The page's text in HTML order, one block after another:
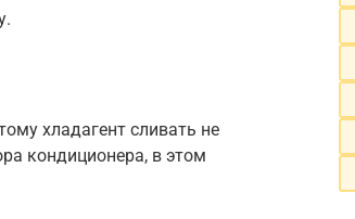
хладагент сливать не
кондиционера, в этом